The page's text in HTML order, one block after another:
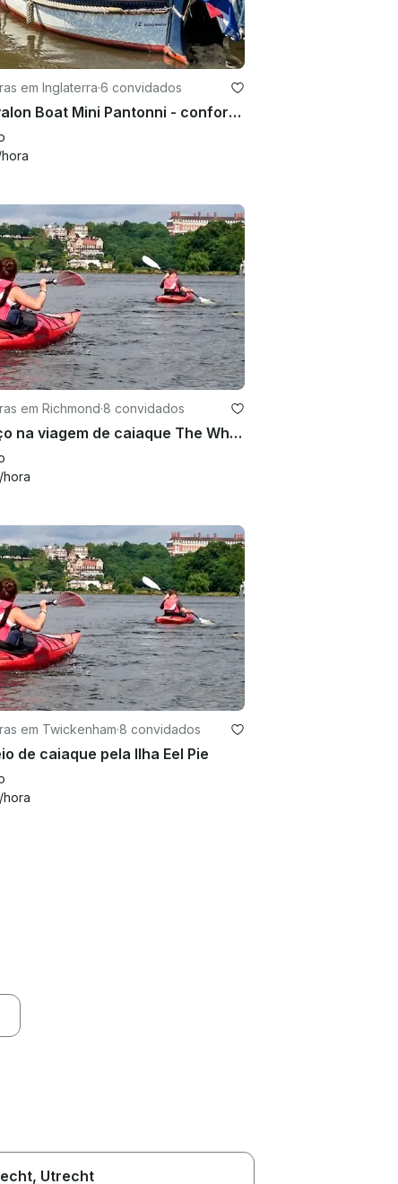
em Inglaterra·6 convidados
21' Avalon Boat Mini Pantonni - conforto e simplicidade
em Richmond·8 convidados
Almoço na viagem de caiaque The White Swan - Richmond, Londres
/hora
em Twickenham·8 convidados
de caiaque pela Ilha Eel Pie
/hora
, Utrecht